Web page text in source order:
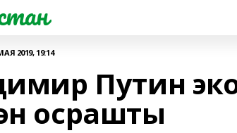
2019, 19:14
Путин
осрашты